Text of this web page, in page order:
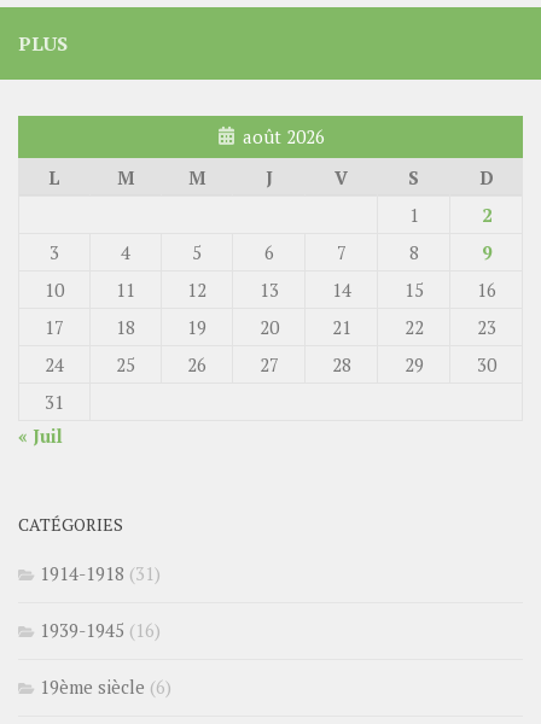
PLUS
août 2026
L
M M J V S
D
1
2
3
4 5 6 7 8
9
10
11 12 13 14 15
16
17
18 19 20 21 22
23
24
25 26 27 28 29
30
31
« Juil
CATÉGORIES
1914-1918 (31)
1939-1945 (16)
19ème siècle (6)